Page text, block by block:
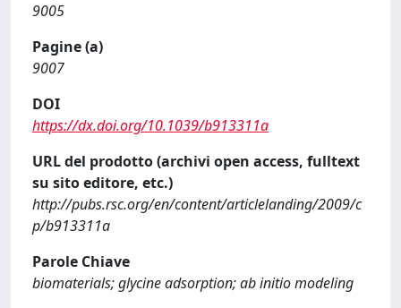
9005
Pagine (a)
9007
DOI
https://dx.doi.org/10.1039/b913311a
URL del prodotto (archivi open access, fulltext
su sito editore, etc.)
http://pubs.rsc.org/en/content/articlelanding/2009/c
p/b913311a
Parole Chiave
biomaterials; glycine adsorption; ab initio modeling